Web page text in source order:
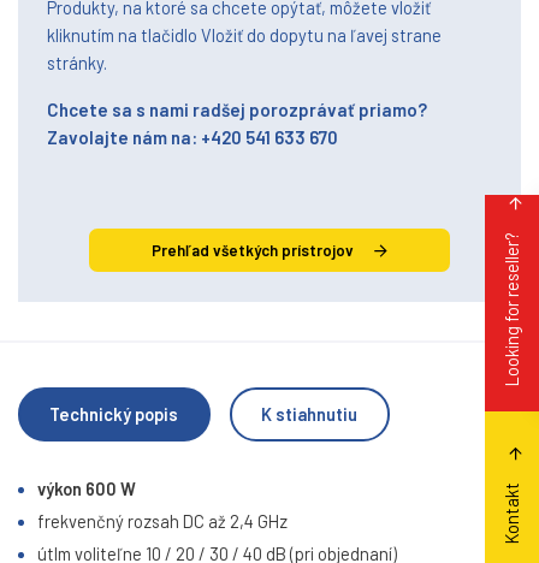
Produkty, na ktoré sa chcete opýtať, môžete vložiť
kliknutím na tlačidlo Vložiť do dopytu na ľavej strane
stránky.
Chcete sa s nami radšej porozprávať priamo?
Zavolajte nám na: +420 541 633 670
Prehľad všetkých prístrojov
Technický popis K stiahnutiu
výkon 600 W
frekvenčný rozsah DC až 2,4 GHz
útlm voliteľne 10 / 20 / 30 / 40 dB (pri objednaní)
Kontakt
Looking for reseller?